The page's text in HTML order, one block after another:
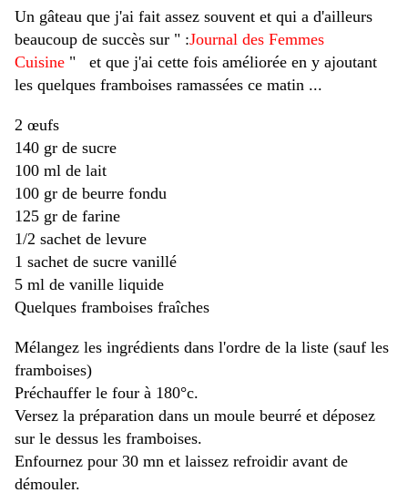
Un gâteau que j'ai fait assez souvent et qui a d'ailleurs
beaucoup de succès sur " :Journal des Femmes
Cuisine " et que j'ai cette fois améliorée en y ajoutant
les quelques framboises ramassées ce matin ...
2 œufs
140 gr de sucre
100 ml de lait
100 gr de beurre fondu
125 gr de farine
1/2 sachet de levure
1 sachet de sucre vanillé
5 ml de vanille liquide
Quelques framboises fraîches
Mélangez les ingrédients dans l'ordre de la liste (sauf les
framboises)
Préchauffer le four à 180°c.
Versez la préparation dans un moule beurré et déposez
sur le dessus les framboises.
Enfournez pour 30 mn et laissez refroidir avant de
démouler.